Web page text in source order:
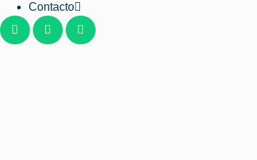
Contacto